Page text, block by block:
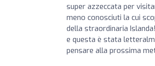
super azzeccata per
meno conosciuti la cui
della straordinaria
e questa è stata
pensare alla prossima